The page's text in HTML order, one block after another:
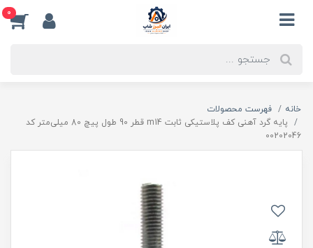
0
خانه
فهرست محصولات
پایه گرد آهنی کف پلاستیکی ثابت m14 قطر 90 طول پیچ 80 میلی‌متر کد
00202046